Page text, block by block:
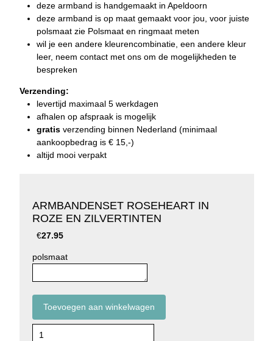
deze armband is handgemaakt in Apeldoorn
deze armband is op maat gemaakt voor jou, voor juiste
polsmaat zie Polsmaat en ringmaatmeten
wil je een andere kleurencombinatie, een andere kleur
leer, neem contactmet ons om de mogelijkheden te
bespreken
Verzending:
levertijd maximaal 5 werkdagen
afhalen op afspraak is mogelijk
gratisverzending binnen Nederland (minimaal
aankoopbedrag is € 15,-)
altijd mooi verpakt
ARMBANDENSET ROSEHEART IN
ROZE EN ZILVERTINTEN
€27.95
polsmaat